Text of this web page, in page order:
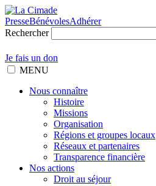
PresseBénévolesAdhérer
Rechercher
Je fais un don
MENU
Nous connaître
Histoire
Missions
Organisation
Régions et groupes locaux
Réseaux et partenaires
Transparence financière
Nos actions
Droit au séjour